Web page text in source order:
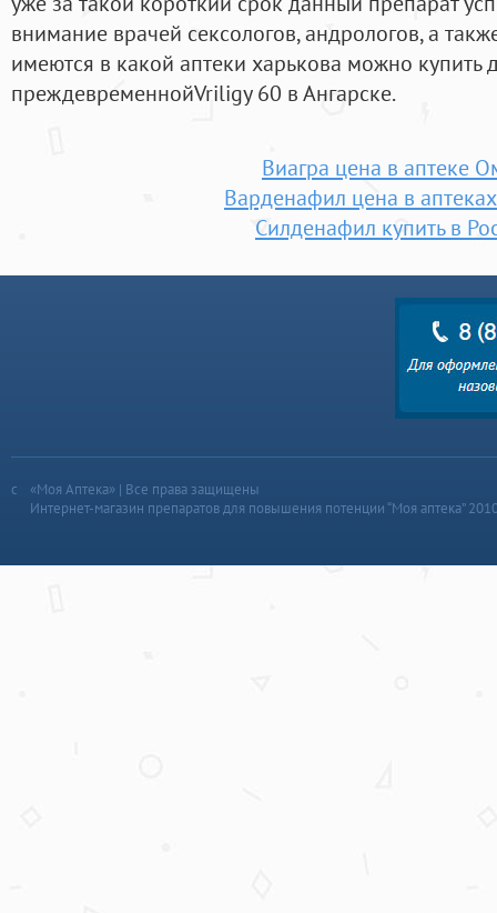
внимание врачей сексологов, андрологов, а
имеются в какой аптеки харькова можно купить
преждевременнойVriligy 60 в Ангарске.
Виагра цена в аптеке
Варденафил цена в
Силденафил купить в
«Моя Аптека» | Все права защищены
Интернет-магазин препаратов для повышения потенции “Моя аптека”